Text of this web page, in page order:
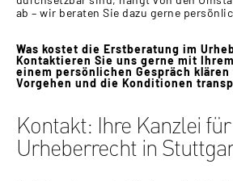
ab – wir beraten Sie dazu gerne
Was kostet die Erstberatung im
Kontaktieren Sie uns gerne mit
einem persönlichen Gespräch
Vorgehen und die Konditionen
Kontakt: Ihre Kanzlei für
Urheberrecht in